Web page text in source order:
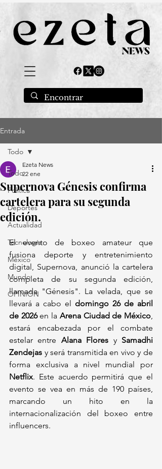
Entrada
Todo
Política
Deportes
Actualidad
Tecnología
México
Mundo
OPINIÓN
Todo
Supernova Génesis confirma
cartelera para su segunda
edición.
Ezeta News
22 ene
El evento de boxeo amateur que
fusiona deporte y entretenimiento
digital, Supernova, anunció la cartelera
completa de su segunda edición,
llamada "Génesis". La velada, que se
llevará a cabo el domingo 26 de abril
de 2026 en la Arena Ciudad de México,
estará encabezada por el combate
estelar entre Alana Flores y Samadhi
Zendejas y será transmitida en vivo y de
Netflix. Este acuerdo permitirá que el
evento se vea en más de 190 países,
marcando un hito en la
internacionalización del boxeo entre
influencers.